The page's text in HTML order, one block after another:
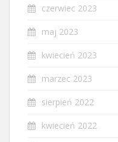
czerwiec 2023
maj 2023
kwiecień 2023
marzec 2023
sierpień 2022
kwiecień 2022